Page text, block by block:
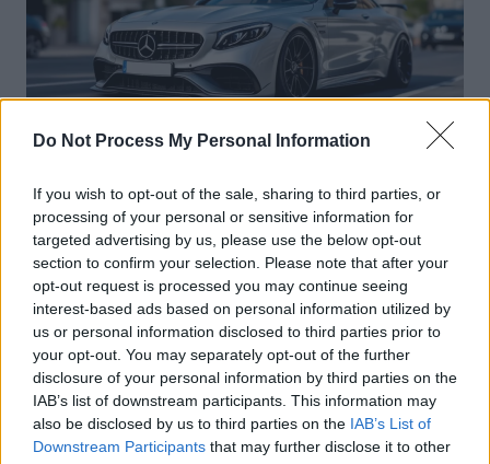
Do Not Process My Personal Information
If you wish to opt-out of the sale, sharing to third parties, or
processing of your personal or sensitive information for
targeted advertising by us, please use the below opt-out
section to confirm your selection. Please note that after your
opt-out request is processed you may continue seeing
interest-based ads based on personal information utilized by
us or personal information disclosed to third parties prior to
your opt-out. You may separately opt-out of the further
disclosure of your personal information by third parties on the
IAB’s list of downstream participants. This information may
also be disclosed by us to third parties on the IAB’s List of
Downstream Participants that may further disclose it to other
Vitesse folle à Marseille : Une Mercedes
flashée à 221 km/h
Auto Pour Vous 5 août 2026